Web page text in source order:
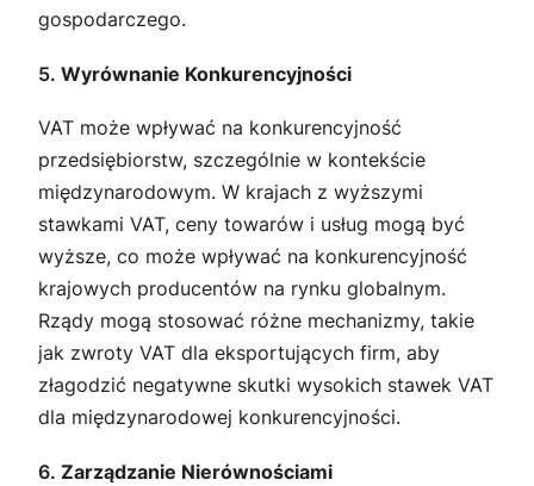
gospodarczego.
5. Wyrównanie Konkurencyjności
VAT może wpływać na konkurencyjność
przedsiębiorstw, szczególnie w kontekście
międzynarodowym. W krajach z wyższymi
stawkami VAT, ceny towarów i usług mogą być
wyższe, co może wpływać na konkurencyjność
krajowych producentów na rynku globalnym.
Rządy mogą stosować różne mechanizmy, takie
jak zwroty VAT dla eksportujących firm, aby
złagodzić negatywne skutki wysokich stawek VAT
dla międzynarodowej konkurencyjności.
6. Zarządzanie Nierównościami